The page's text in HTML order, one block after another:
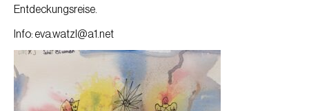
Entdeckungsreise.
Info: eva.watzl@a1.net